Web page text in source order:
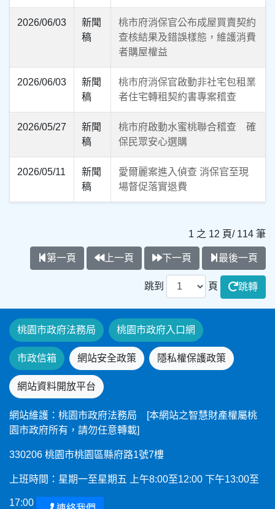
2026/06/03
新聞
稿
桃市府消保官公布成屋買賣契約
查核結果及錯誤樣態，維護消費
者購屋權益
2026/06/03
新聞
稿
桃市府消保官啟動非社宅包租業
者住宅轉租契約書專案稽查
2026/05/27
新聞
稿
桃市府啟動水蜜桃聯合稽查 確
保民眾安心選購
2026/05/11
新聞
稿
愛爾麗案進入偵查 消保官至現
場督促落實退費
1 之 12 頁/ 114 筆
第一頁 上一頁 下一頁 最後一頁
跳到 頁 跳轉
桃園市政府法務局 桃園市政府入口網
市政信箱 網站安全政策 隱私權保護政策
網站資料開放平台
網站維護：桃園市政府法務局 [本網站之智慧財產權屬桃
園市政府所有，請勿任意轉載]
330206 桃園市桃園區縣府路1號7樓
上班時間：星期一至星期五 上午8:00至12:00 下午13:00至
17:00